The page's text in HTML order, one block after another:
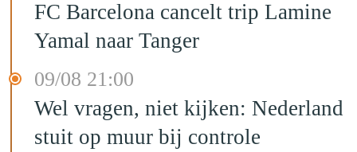
FC Barcelona cancelt trip Lamine
Yamal naar Tanger
09/08 21:00
Wel vragen, niet kijken: Nederland
stuit op muur bij controle